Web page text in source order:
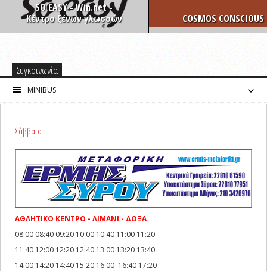
SO EASY - Win.net -
Κέντρο ξένων γλωσσών
COSMOS CONSCIOUS
Συγκοινωνία
MINIBUS
Σάββατο
ΑΘΛΗΤΙΚΟ ΚΕΝΤΡΟ - ΛΙΜΑΝΙ - ΔΟΞΑ
08:00 08:40 09:20 10:00 10:40 11:00 11:20
11:40 12:00 12:20 12:40 13:00 13:20 13:40
14:00 14:20 14:40 15:20 16:00 16:40 17:20